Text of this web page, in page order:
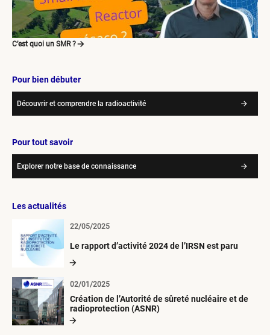
C’est quoi un SMR ?
Pour bien débuter
Découvrir et comprendre la radioactivité
Pour tout savoir
Explorer notre base de connaissance
Les actualités
Le rapport d’activité 2024 de l’IRSN est paru
22/05/2025
Création de l’Autorité de sûreté nucléaire et de
radioprotection (ASNR)
02/01/2025